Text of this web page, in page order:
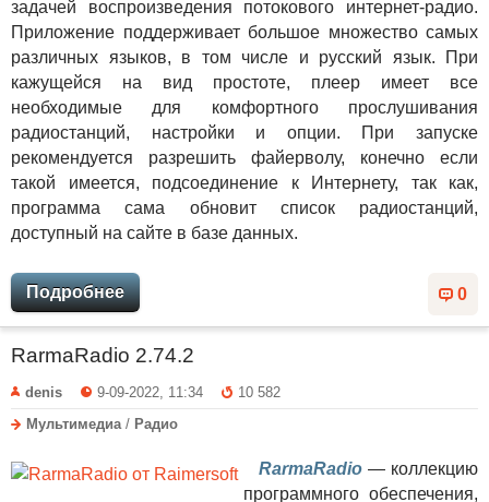
задачей воспроизведения потокового интернет-радио.
Приложение поддерживает большое множество самых
различных языков, в том числе и русский язык. При
кажущейся на вид простоте, плеер имеет все
необходимые для комфортного прослушивания
радиостанций, настройки и опции. При запуске
рекомендуется разрешить файерволу, конечно если
такой имеется, подсоединение к Интернету, так как,
программа сама обновит список радиостанций,
доступный на сайте в базе данных.
0
Подробнее
RarmaRadio 2.74.2
denis 9-09-2022, 11:34
10 582
Мультимедиа/ Радио
RarmaRadio — коллекцию
программного обеспечения,